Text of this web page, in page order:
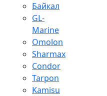
Байкал
GL-
Marine
Omolon
Sharmax
Condor
Tarpon
Kamisu